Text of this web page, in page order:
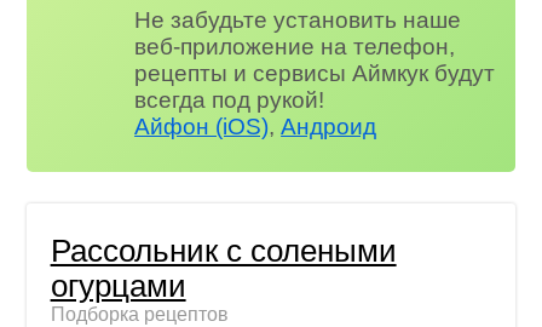
Не забудьте установить наше
веб-приложение на телефон,
рецепты и сервисы Аймкук будут
всегда под рукой!
Айфон (iOS),Андроид
Рассольник с солеными
огурцами
Подборка рецептов